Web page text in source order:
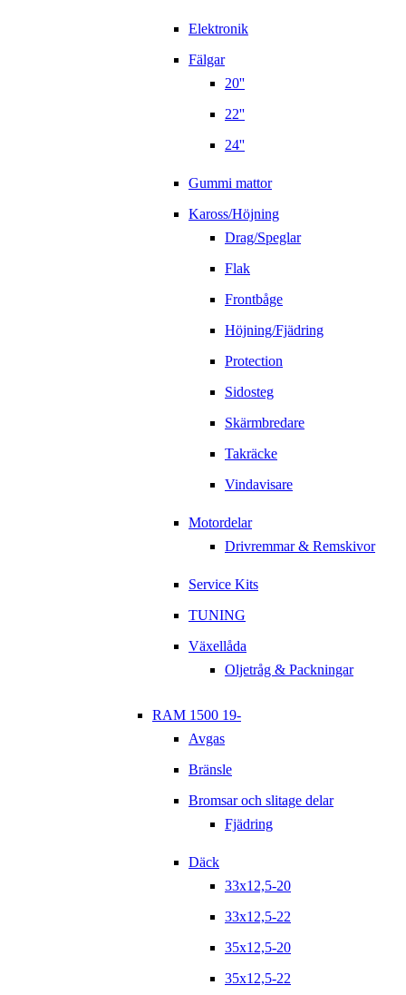
Elektronik
Fälgar
20''
22''
24''
Gummi mattor
Kaross/Höjning
Drag/Speglar
Flak
Frontbåge
Höjning/Fjädring
Protection
Sidosteg
Skärmbredare
Takräcke
Vindavisare
Motordelar
Drivremmar & Remskivor
Service Kits
TUNING
Växellåda
Oljetråg & Packningar
RAM 1500 19-
Avgas
Bränsle
Bromsar och slitage delar
Fjädring
Däck
33x12,5-20
33x12,5-22
35x12,5-20
35x12,5-22